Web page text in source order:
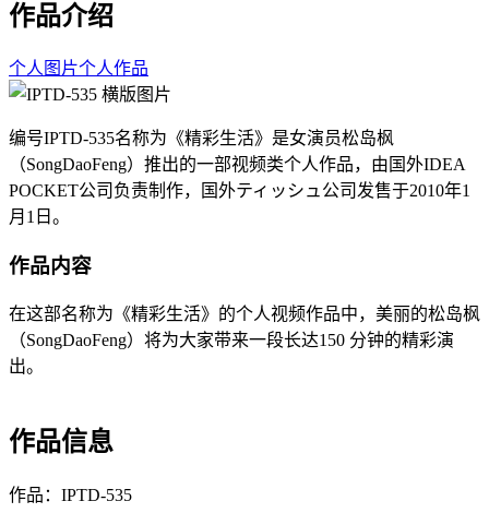
作品介绍
个人图片个人作品
编号IPTD-535名称为《精彩生活》是女演员松岛枫
（SongDaoFeng）推出的一部视频类个人作品，由国外IDEA
POCKET公司负责制作，国外ティッシュ公司发售于2010年1
月1日。
作品内容
在这部名称为《精彩生活》的个人视频作品中，美丽的松岛枫
（SongDaoFeng）将为大家带来一段长达150 分钟的精彩演
出。
作品信息
作品：IPTD-535